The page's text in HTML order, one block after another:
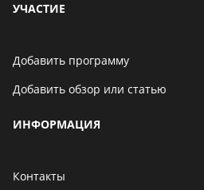
УЧАСТИЕ
Добавить программу
Добавить обзор или статью
ИНФОРМАЦИЯ
Контакты